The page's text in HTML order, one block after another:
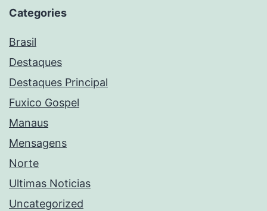
Categories
Brasil
Destaques
Destaques Principal
Fuxico Gospel
Manaus
Mensagens
Norte
Ultimas Noticias
Uncategorized